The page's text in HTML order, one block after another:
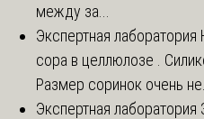
между за...
Экспертная лаборатория
сора в целлюлозе .
Размер соринок очень не...
Экспертная лаборатория